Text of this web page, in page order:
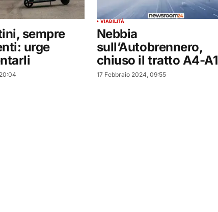
sempre
urge
VIABILITÀ
Nebbia
sull’Autobrennero,
chiuso il tratto A4-A1
17 Febbraio 2024, 09:55